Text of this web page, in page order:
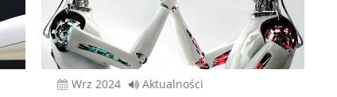
wrz 2024 Aktualności